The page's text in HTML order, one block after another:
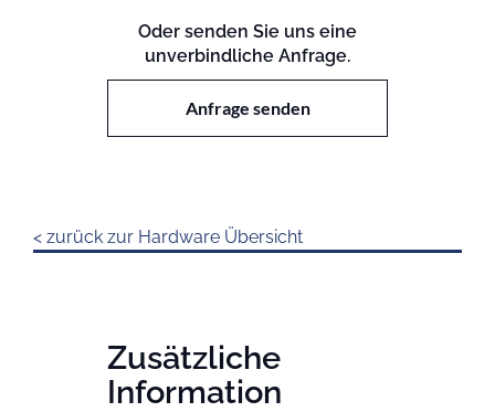
Oder senden Sie uns eine
unverbindliche Anfrage.
Anfrage senden
< zurück zur Hardware Übersicht
Zusätzliche
Information